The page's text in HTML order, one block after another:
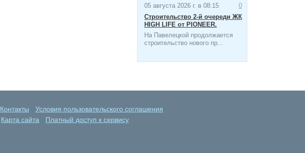
05 августа 2026 г. в 08:15
0
Строительство 2-й очереди ЖК
HIGH LIFE от PIONEER.
На Павелецкой продолжается
строительство нового пр...
Контакты
Условия пользовательского соглашения
Карта сайта Платный доступ к сервису